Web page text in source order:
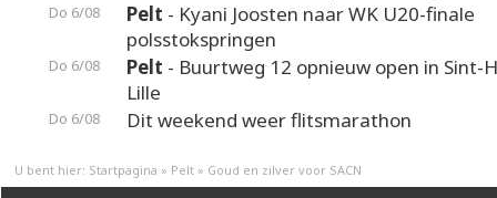
Do 6/08 Pelt - Kyani Joosten naar WK U20-finale
polsstokspringen
Do 6/08 Pelt - Buurtweg 12 opnieuw open in Sint-
Lille
Do 6/08 Dit weekend weer flitsmarathon
U bent hier: Startpagina » Pelt » Goud en zilver voor SACN